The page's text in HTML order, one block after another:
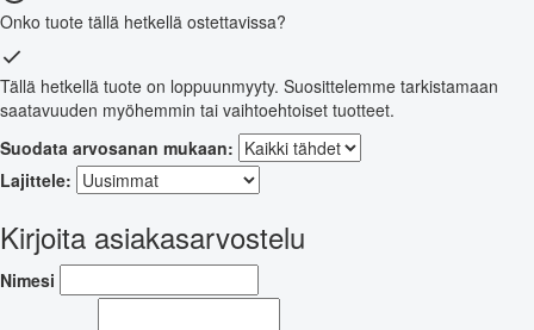
Onko tuote tällä hetkellä ostettavissa?
Tällä hetkellä tuote on loppuunmyyty. Suosittelemme tarkistamaan
saatavuuden myöhemmin tai vaihtoehtoiset tuotteet.
Suodata arvosanan mukaan:
Lajittele:
Kirjoita asiakasarvostelu
Nimesi